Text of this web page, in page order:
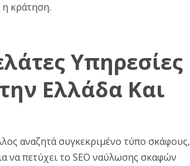
η κράτηση.
Υπηρεσίες
Ελλάδα Και
αναζητά συγκεκριμένο τύπο σκάφους,
να πετύχει το SEO ναύλωσης σκαφών